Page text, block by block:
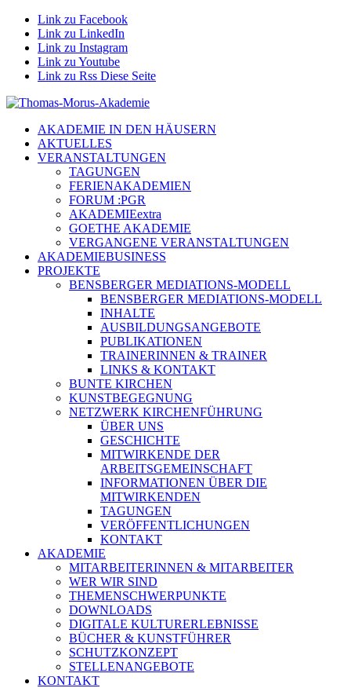
Link zu Facebook
Link zu LinkedIn
Link zu Instagram
Link zu Youtube
Link zu Rss Diese Seite
AKADEMIE IN DEN HÄUSERN
AKTUELLES
VERANSTALTUNGEN
TAGUNGEN
FERIENAKADEMIEN
FORUM :PGR
AKADEMIEextra
GOETHE AKADEMIE
VERGANGENE VERANSTALTUNGEN
AKADEMIEBUSINESS
PROJEKTE
BENSBERGER MEDIATIONS-MODELL
BENSBERGER MEDIATIONS-MODELL
INHALTE
AUSBILDUNGSANGEBOTE
PUBLIKATIONEN
TRAINERINNEN & TRAINER
LINKS & KONTAKT
BUNTE KIRCHEN
KUNSTBEGEGNUNG
NETZWERK KIRCHENFÜHRUNG
ÜBER UNS
GESCHICHTE
MITWIRKENDE DER
ARBEITSGEMEINSCHAFT
INFORMATIONEN ÜBER DIE
MITWIRKENDEN
TAGUNGEN
VERÖFFENTLICHUNGEN
KONTAKT
AKADEMIE
MITARBEITERINNEN & MITARBEITER
WER WIR SIND
THEMENSCHWERPUNKTE
DOWNLOADS
DIGITALE KULTURERLEBNISSE
BÜCHER & KUNSTFÜHRER
SCHUTZKONZEPT
STELLENANGEBOTE
KONTAKT